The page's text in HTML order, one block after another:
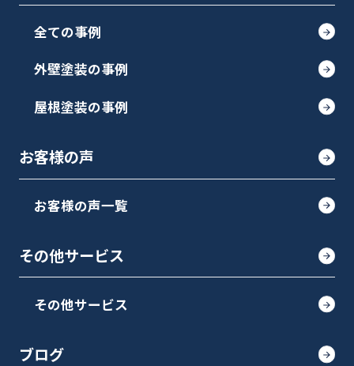
全ての事例
外壁塗装の事例
屋根塗装の事例
お客様の声
お客様の声一覧
その他サービス
その他サービス
ブログ